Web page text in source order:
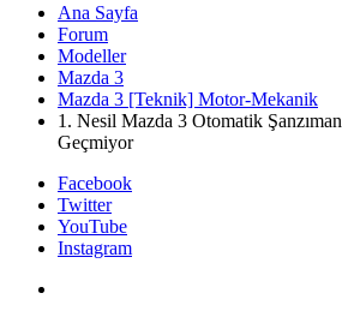
Ana Sayfa
Forum
Modeller
Mazda 3
Mazda 3 [Teknik] Motor-Mekanik
1. Nesil Mazda 3 Otomatik
Geçmiyor
Facebook
Twitter
YouTube
Instagram